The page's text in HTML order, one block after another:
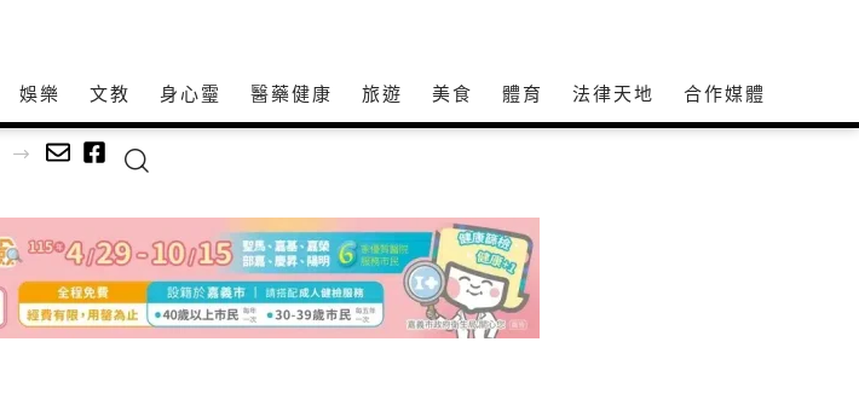
娛樂 文教 身心𩆜 醫藥健康 旅遊 美食 體育 法律天地 合作媒體